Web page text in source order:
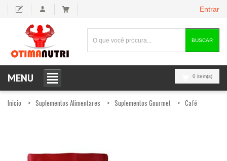
Entrar
BUSCAR
0 item(s)
MENU
Inicio Suplementos Alimentares Suplementos Gourmet Café